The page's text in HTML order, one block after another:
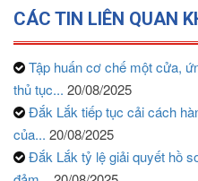
CÁC TIN LIÊN QUAN
Tập huấn cơ chế một cửa,
thủ tục... 20/08/2025
Đắk Lắk tiếp tục cải cách
của... 20/08/2025
Đắk Lắk tỷ lệ giải quyết hồ